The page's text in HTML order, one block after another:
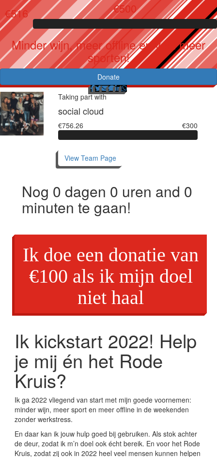
€516
€500
Minder wijn, meer offline en veel meer
sporten!
Donate
Taking part with
social cloud
€756.26 €300
View Team Page
Nog 0 dagen 0 uren and 0
minuten te gaan!
Ik doe een donatie van
€100 als ik mijn doel
niet haal
Ik kickstart 2022! Help
je mij én het Rode
Kruis?
Ik ga 2022 vliegend van start met mijn goede voornemen:
minder wijn, meer sport en meer offline in de weekenden
zonder werkstress.
En daar kan ik jouw hulp goed bij gebruiken. Als stok achter
de deur, zodat ik m’n doel ook écht bereik. En voor het Rode
Kruis, zodat zij ook in 2022 heel veel mensen kunnen helpen